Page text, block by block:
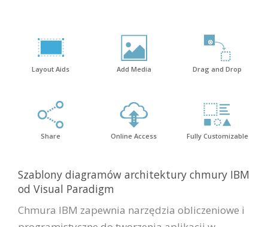
Layout Aids Add Media Drag and Drop
Share Online Access Fully Customizable
Szablony diagramów architektury chmury IBM
od Visual Paradigm
Chmura IBM zapewnia narzędzia obliczeniowe i